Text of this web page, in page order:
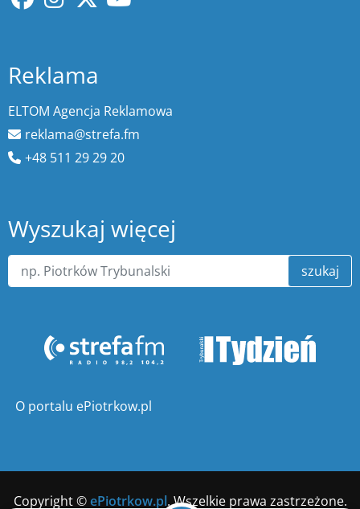
Reklama
ELTOM Agencja Reklamowa
reklama@strefa.fm
+48 511 29 29 20
Wyszukaj więcej
szukaj
O portalu ePiotrkow.pl
Copyright ©ePiotrkow.pl. Wszelkie prawa zastrzeżone.